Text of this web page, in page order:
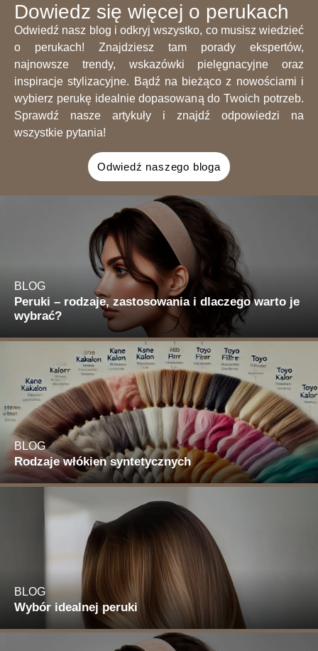
Dowiedz się więcej o perukach
Odwiedź nasz blog i odkryj wszystko, co musisz wiedzieć
o perukach! Znajdziesz tam porady ekspertów,
najnowsze trendy, wskazówki pielęgnacyjne oraz
inspiracje stylizacyjne. Bądź na bieżąco z nowościami i
wybierz perukę idealnie dopasowaną do Twoich potrzeb.
Sprawdź nasze artykuły i znajdź odpowiedzi na
wszystkie pytania!
Odwiedź naszego bloga
BLOG
Peruki – rodzaje, zastosowania i dlaczego warto je
wybrać?
BLOG
Rodzaje włókien syntetycznych
BLOG
Wybór idealnej peruki